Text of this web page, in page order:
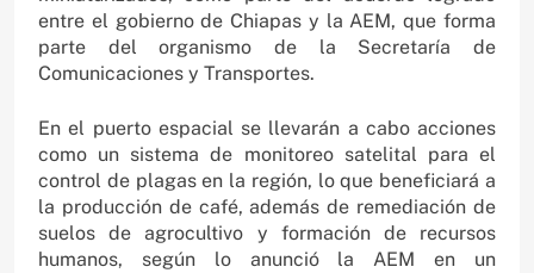
entre el gobierno de Chiapas y la AEM, que forma
parte del organismo de la Secretaría de
Comunicaciones y Transportes.
En el puerto espacial se llevarán a cabo acciones
como un sistema de monitoreo satelital para el
control de plagas en la región, lo que beneficiará a
la producción de café, además de remediación de
suelos de agrocultivo y formación de recursos
humanos, según lo anunció la AEM en un